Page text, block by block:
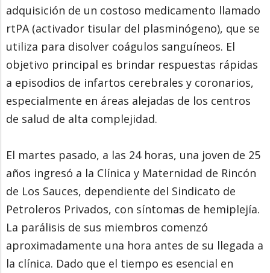
adquisición de un costoso medicamento llamado
rtPA (activador tisular del plasminógeno), que se
utiliza para disolver coágulos sanguíneos. El
objetivo principal es brindar respuestas rápidas
a episodios de infartos cerebrales y coronarios,
especialmente en áreas alejadas de los centros
de salud de alta complejidad.
El martes pasado, a las 24 horas, una joven de 25
años ingresó a la Clínica y Maternidad de Rincón
de Los Sauces, dependiente del Sindicato de
Petroleros Privados, con síntomas de hemiplejía.
La parálisis de sus miembros comenzó
aproximadamente una hora antes de su llegada a
la clínica. Dado que el tiempo es esencial en